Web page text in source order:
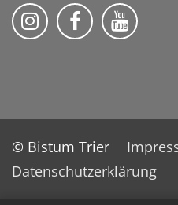
Bistum Trier auf
Bistum
© Bistum Trier
Datenschutzerklärung